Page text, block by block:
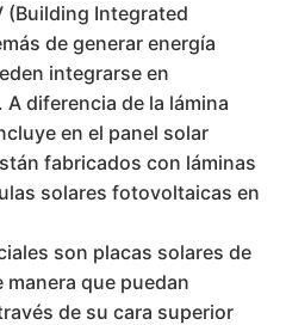
(Building Integrated
de generar energía
integrarse en
diferencia de la lámina
en el panel solar
fabricados con láminas
solares fotovoltaicas en
son placas solares de
que puedan
de su cara superior